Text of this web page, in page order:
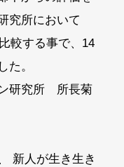
究所において
較する事で、14
た。
ン研究所 所長菊
新人が生き生き